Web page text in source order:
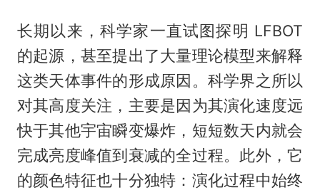
长期以来，科学家一直试图探明 LFBOT
的起源，甚至提出了大量理论模型来解释
这类天体事件的形成原因。科学界之所以
对其高度关注，主要是因为其演化速度远
快于其他宇宙瞬变爆炸，短短数天内就会
完成亮度峰值到衰减的全过程。此外，它
的颜色特征也十分独特：演化过程中始终